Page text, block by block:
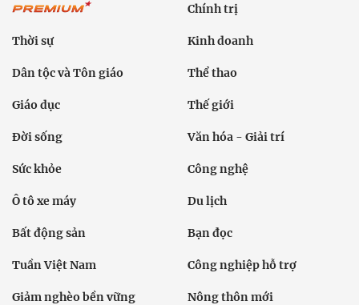
Chính trị
Thời sự Kinh doanh
Dân tộc và Tôn giáo Thể thao
Giáo dục Thế giới
Đời sống Văn hóa - Giải trí
Sức khỏe Công nghệ
Ô tô xe máy Du lịch
Bất động sản Bạn đọc
Tuần Việt Nam Công nghiệp hỗ trợ
Giảm nghèo bền vững Nông thôn mới